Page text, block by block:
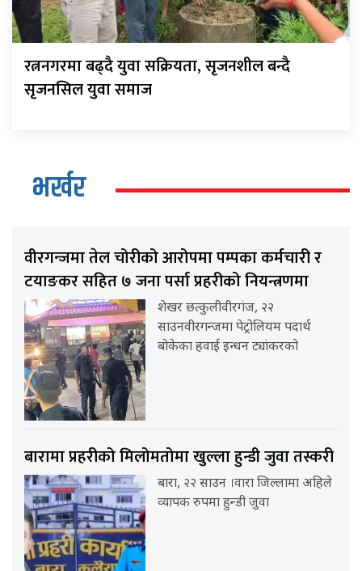
रत्ननगरमा बढ्दै युवा सक्रियता, सृजनशील बन्दै
सृजनसिल युवा समाज
भर्खर
वीरगन्जमा तेल चोरीको आरोपमा पम्पका कर्मचारी र
टयाङकर सहित ७ जना पर्सा प्रहरीको नियन्त्रणमा
शेखर छत्कुलीवीरगंज, २२
साउनवीरगन्जमा पेट्रोलियम पदार्थ
बोकेका हवाई इन्धन ट्यांकरको
बारामा प्रहरीको मिलोमतोमा खुल्ला हुन्डी जुवा तस्करी
बारा, २२ साउन ।वारा जिल्लामा अहिले
व्यापक रुपमा हुन्डी जुवा